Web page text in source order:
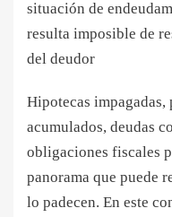
situación de
resulta imposible de
del deudor
Hipotecas impagadas,
acumulados, deudas
obligaciones fiscales
panorama que puede
lo padecen. En este